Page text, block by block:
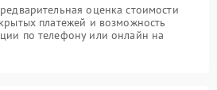
оценка стоимости
платежей и возможность
по телефону или онлайн на